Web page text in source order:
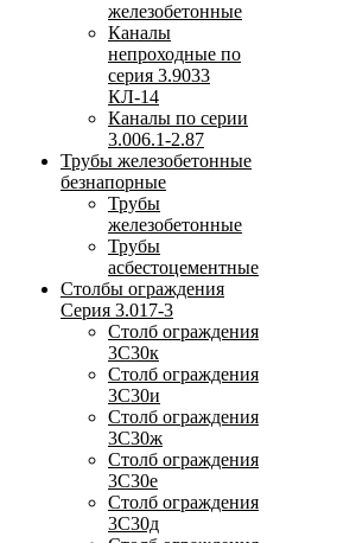
железобетонные
Каналы
непроходные по
серия 3.9033
КЛ-14
Каналы по серии
3.006.1-2.87
Трубы железобетонные
безнапорные
Трубы
железобетонные
Трубы
асбестоцементные
Столбы ограждения
Серия 3.017-3
Столб ограждения
3С30к
Столб ограждения
3С30и
Столб ограждения
3С30ж
Столб ограждения
3С30е
Столб ограждения
3С30д